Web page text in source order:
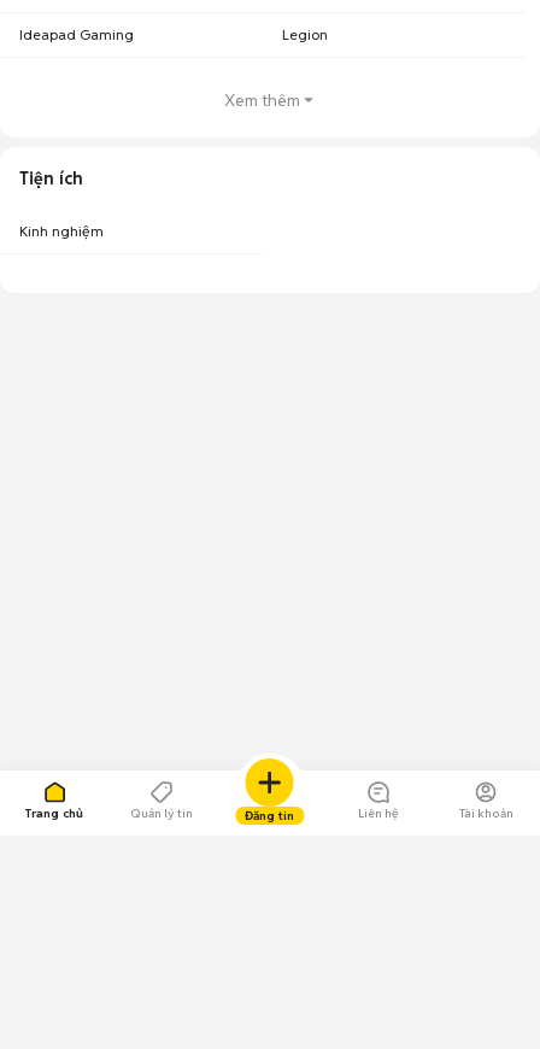
Trang chủ Quản lý tin Đăng tin Liên hệ Tài khoản
Ideapad Gaming Legion
Xem thêm
Tiện ích
Kinh nghiệm